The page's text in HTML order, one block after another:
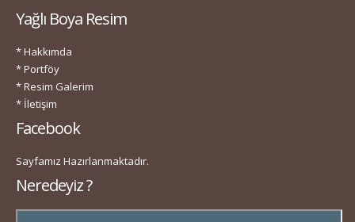
Yağlı Boya Resim
* Hakkımda
* Portföy
* Resim Galerim
* İletişim
Facebook
Sayfamız Hazırlanmaktadır.
Neredeyiz ?